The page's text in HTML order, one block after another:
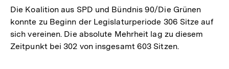
Die Koalition aus SPD und Bündnis 90/Die Grünen
konnte zu Beginn der Legislaturperiode 306 Sitze auf
sich vereinen. Die absolute Mehrheit lag zu diesem
Zeitpunkt bei 302 von insgesamt 603 Sitzen.